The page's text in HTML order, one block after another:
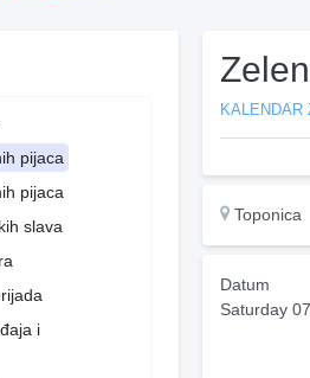
pijaca
pijaca
slava
i
KALENDAR
Toponica
Datum
Saturday